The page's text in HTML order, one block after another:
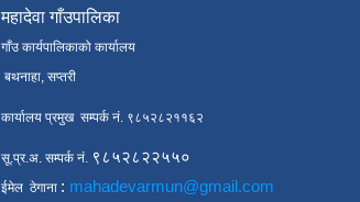
महादेवा गाँउपालिका
गाँउ कार्यपालिकाको कार्यालय
बथनाहा, सप्तरी
कार्यालय प्रमुख सम्पर्क नं. ९८५२८२११६२
सू.प्र.अ. सम्पर्क नं. ९८५२८२२५५०
ईमेल ठेगाना : mahadevarmun@gmail.com